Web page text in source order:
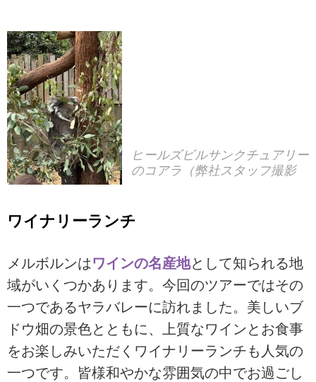
ヒールズビルサンクチュアリー
のコアラ（弊社スタッフ撮影
ワイナリーランチ
メルボルンはワインの名産地として知られる地
域がいくつかあります。今回のツアーではその
一つであるヤラバレーに訪れました。美しいブ
ドウ畑の景色とともに、上質なワインとお食事
をお楽しみいただくワイナリーランチも人気の
一つです。皆様和やかな雰囲気の中でお過ごし